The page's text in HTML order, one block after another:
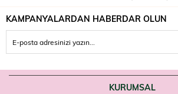
KAMPANYALARDAN HABERDAR OLUN
KURUMSAL